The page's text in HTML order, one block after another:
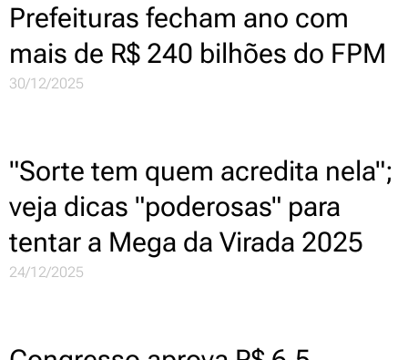
Prefeituras fecham ano com
mais de R$ 240 bilhões do FPM
30/12/2025
"Sorte tem quem acredita nela";
veja dicas "poderosas" para
tentar a Mega da Virada 2025
24/12/2025